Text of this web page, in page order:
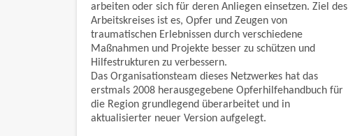
arbeiten oder sich für deren Anliegen einsetzen. Ziel des
Arbeitskreises ist es, Opfer und Zeugen von
traumatischen Erlebnissen durch verschiedene
Maßnahmen und Projekte besser zu schützen und
Hilfestrukturen zu verbessern.
Das Organisationsteam dieses Netzwerkes hat das
erstmals 2008 herausgegebene Opferhilfehandbuch für
die Region grundlegend überarbeitet und in
aktualisierter neuer Version aufgelegt.